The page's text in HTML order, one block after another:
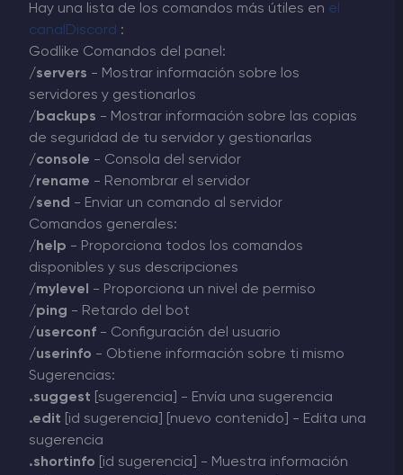
Hay una lista de los comandos más útiles en el
canalDiscord :
Godlike Comandos del panel:
/servers - Mostrar información sobre los
servidores y gestionarlos
/backups - Mostrar información sobre las copias
de seguridad de tu servidor y gestionarlas
/console - Consola del servidor
/rename - Renombrar el servidor
/send - Enviar un comando al servidor
Comandos generales:
/help - Proporciona todos los comandos
disponibles y sus descripciones
/mylevel
- Proporciona un nivel de permiso
/ping - Retardo del bot
/userconf - Configuración del usuario
/userinfo - Obtiene información sobre ti mismo
Sugerencias:
.suggest [sugerencia] - Envía una sugerencia
.edit [id sugerencia] [nuevo contenido] - Edita una
sugerencia
.shortinfo [id sugerencia] - Muestra información